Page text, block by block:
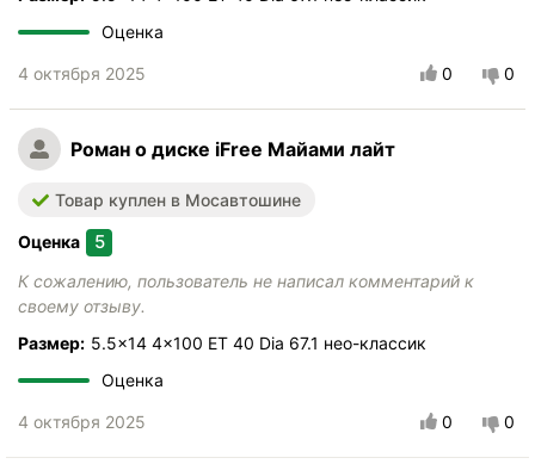
Оценка
4 октября 2025 0 0
Роман о диске iFree Майами лайт
Товар куплен в Мосавтошине
Оценка 5
К сожалению, пользователь не написал комментарий к
своему отзыву.
Размер: 5.5x14 4x100 ET 40 Dia 67.1 нео-классик
Оценка
4 октября 2025 0 0